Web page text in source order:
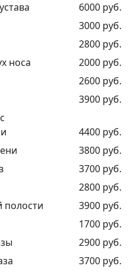
6000 руб.
3000 руб.
2800 руб.
носа
2000 руб.
2600 руб.
3900 руб.
4400 руб.
3800 руб.
3700 руб.
2800 руб.
3900 руб.
1700 руб.
2900 руб.
3700 руб.